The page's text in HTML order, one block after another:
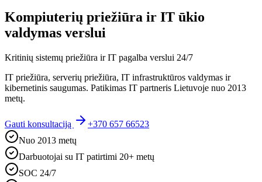
Kompiuterių priežiūra ir IT ūkio
valdymas verslui
Kritinių sistemų priežiūra ir IT pagalba verslui 24/7
IT priežiūra, serverių priežiūra, IT infrastruktūros valdymas ir
kibernetinis saugumas. Patikimas IT partneris Lietuvoje nuo 2013
metų.
Gauti konsultaciją
+370 657 66523
Nuo 2013 metų
Darbuotojai su IT patirtimi 20+ metų
SOC 24/7